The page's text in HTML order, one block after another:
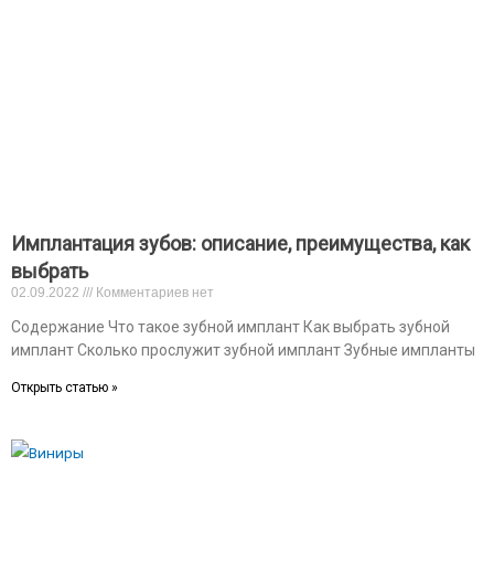
Имплантация зубов: описание, преимущества, как
выбрать
02.09.2022 Комментариев нет
Содержание Что такое зубной имплант Как выбрать зубной
имплант Сколько прослужит зубной имплант Зубные импланты
Открыть статью »